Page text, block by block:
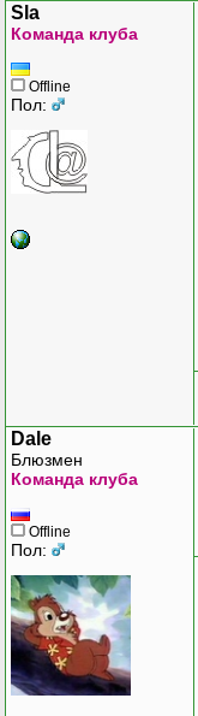
Sla
Команда клуба
Offline
Пол:
Dale
Блюзмен
Команда клуба
Offline
Пол: